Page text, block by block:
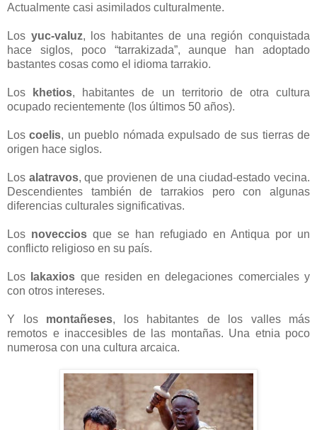
Actualmente casi asimilados culturalmente.
Los yuc-valuz, los habitantes de una región conquistada
hace siglos, poco “tarrakizada”, aunque han adoptado
bastantes cosas como el idioma tarrakio.
Los khetios, habitantes de un territorio de otra cultura
ocupado recientemente (los últimos 50 años).
Loscoelis, un pueblo nómada expulsado de sus tierras de
origen hace siglos.
Los alatravos, que provienen de una ciudad-estado vecina.
Descendientes también de tarrakios pero con algunas
diferencias culturales significativas.
Los noveccios que se han refugiado en Antiqua por un
conflicto religioso en su país.
Los lakaxios que residen en delegaciones comerciales y
con otros intereses.
Y los montañeses, los habitantes de los valles más
remotos e inaccesibles de las montañas. Una etnia poco
numerosa con una cultura arcaica.